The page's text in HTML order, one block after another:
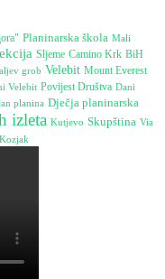
Planinarska škola Mali
Sljeme Camino Krk BiH
grob Velebit Mount Everest
Velebit Povijest Društva Dani
planina Dječja planinarska
izleta Kutjevo Skupština Via
Kozjak